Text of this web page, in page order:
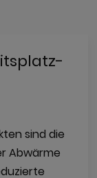
sind die
Abwärme